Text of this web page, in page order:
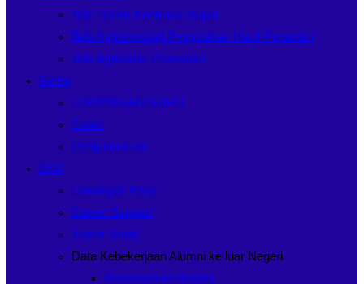
Tefa Teknik Kontruksi Kapal
Tefa Agriteknologi Pengolahan Hasil Pertanian
Tefa Agribisnis Perikanan
Berita
LOWONGAN GURU
Galeri
Pengumuman
BKK
Lowongan Kerja
Career Support
Tracer Study
Data Kebekerjaan Alumni ke luar Negeri
Berdasarkan Negara